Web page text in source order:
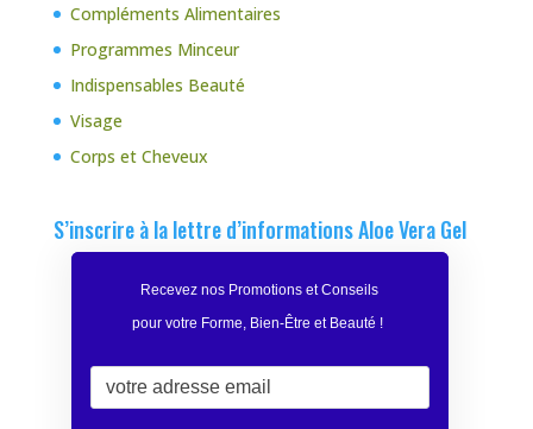
Compléments Alimentaires
Programmes Minceur
Indispensables Beauté
Visage
Corps et Cheveux
S’inscrire à la lettre d’informations Aloe Vera Gel
Recevez nos Promotions et Conseils
pour votre Forme, Bien-Être et Beauté !